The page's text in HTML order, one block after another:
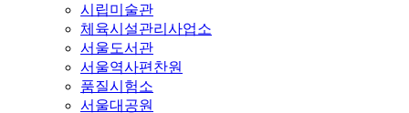
시립미술관
체육시설관리사업소
서울도서관
서울역사편찬원
품질시험소
서울대공원